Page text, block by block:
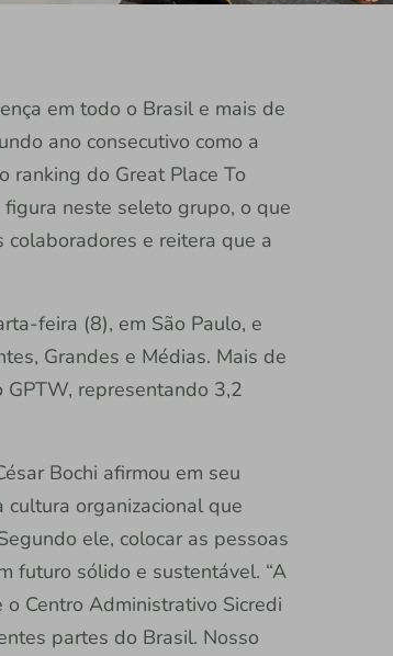
em todo o Brasil e mais de
ano consecutivo como a
ranking do Great Place To
neste seleto grupo, o que
colaboradores e reitera que a
feira (8), em São Paulo, e
Grandes e Médias. Mais de
representando 3,2
Bochi afirmou em seu
organizacional que
ele, colocar as pessoas
futuro sólido e sustentável. “A
Centro Administrativo Sicredi
partes do Brasil. Nosso